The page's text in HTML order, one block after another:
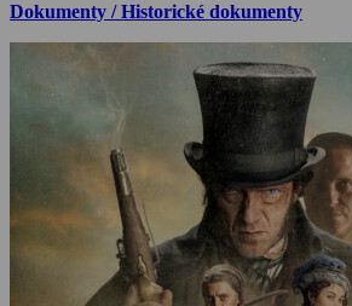
Dokumenty / Historické dokumenty